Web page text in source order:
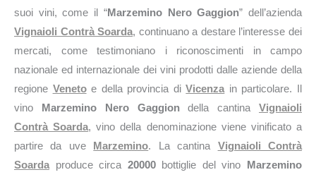
suoi vini, come il “Marzemino Nero Gaggion” dell’azienda
Vignaioli Contrà Soarda, continuano a destare l’interesse dei
mercati, come testimoniano i riconoscimenti in campo
nazionale ed internazionale dei vini prodotti dalle aziende della
regione Venetoe della provincia diVicenza in particolare. Il
vino Marzemino Nero Gaggiondella cantinaVignaioli
Contrà Soarda, vino della denominazione viene vinificato a
partire da uve Marzemino. La cantina Vignaioli Contrà
Soarda produce circa 20000 bottiglie del vino Marzemino